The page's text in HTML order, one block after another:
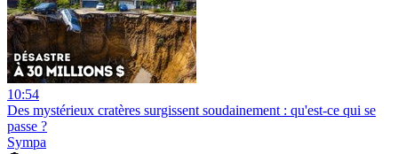
10:54
Des mystérieux cratères surgissent soudainement : qu'est-ce qui se
passe ?
Sympa